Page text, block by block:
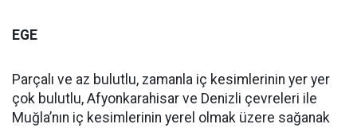
EGE
Parçalı ve az bulutlu, zamanla iç kesimlerinin yer yer
çok bulutlu, Afyonkarahisar ve Denizli çevreleri ile
Muğla’nın iç kesimlerinin yerel olmak üzere sağanak